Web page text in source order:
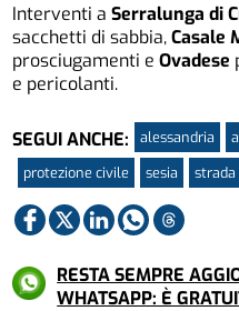
Interventi aSerralunga di
sacchetti di sabbia,Casale
prosciugamenti eOvadese
e pericolanti.
SEGUI ANCHE: alessandria
protezione civile
sesia strada
RESTA SEMPRE
WHATSAPP: È